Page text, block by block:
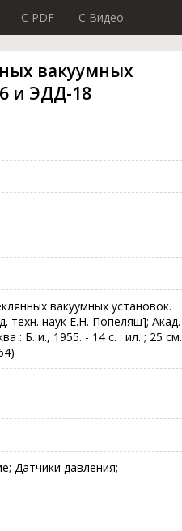
C PDF C Видео
вакуумных
и ЭДД-18
вакуумных установок.
техн. наук Е.Н. Попеляш]; Акад.
: Б. и., 1955. - 14 с. : ил. ; 25 см.
Датчики давления;